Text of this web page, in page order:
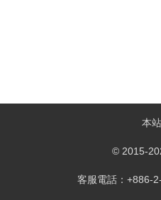
本
© 2015-
客服電話：+886-